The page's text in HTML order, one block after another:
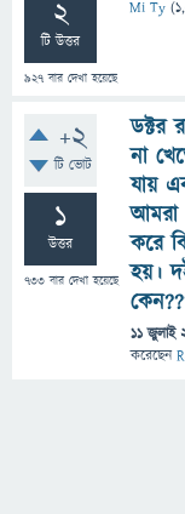
2
টি উত্তর
927 বার দেখা হয়েছে
Mi Ty (
+2
টি ভোট
1
উত্তর
733 বার দেখা হয়েছে
ডক্টর
না
যায়
আমরা
করে
হয়।
11 জুলাই
করেছেন